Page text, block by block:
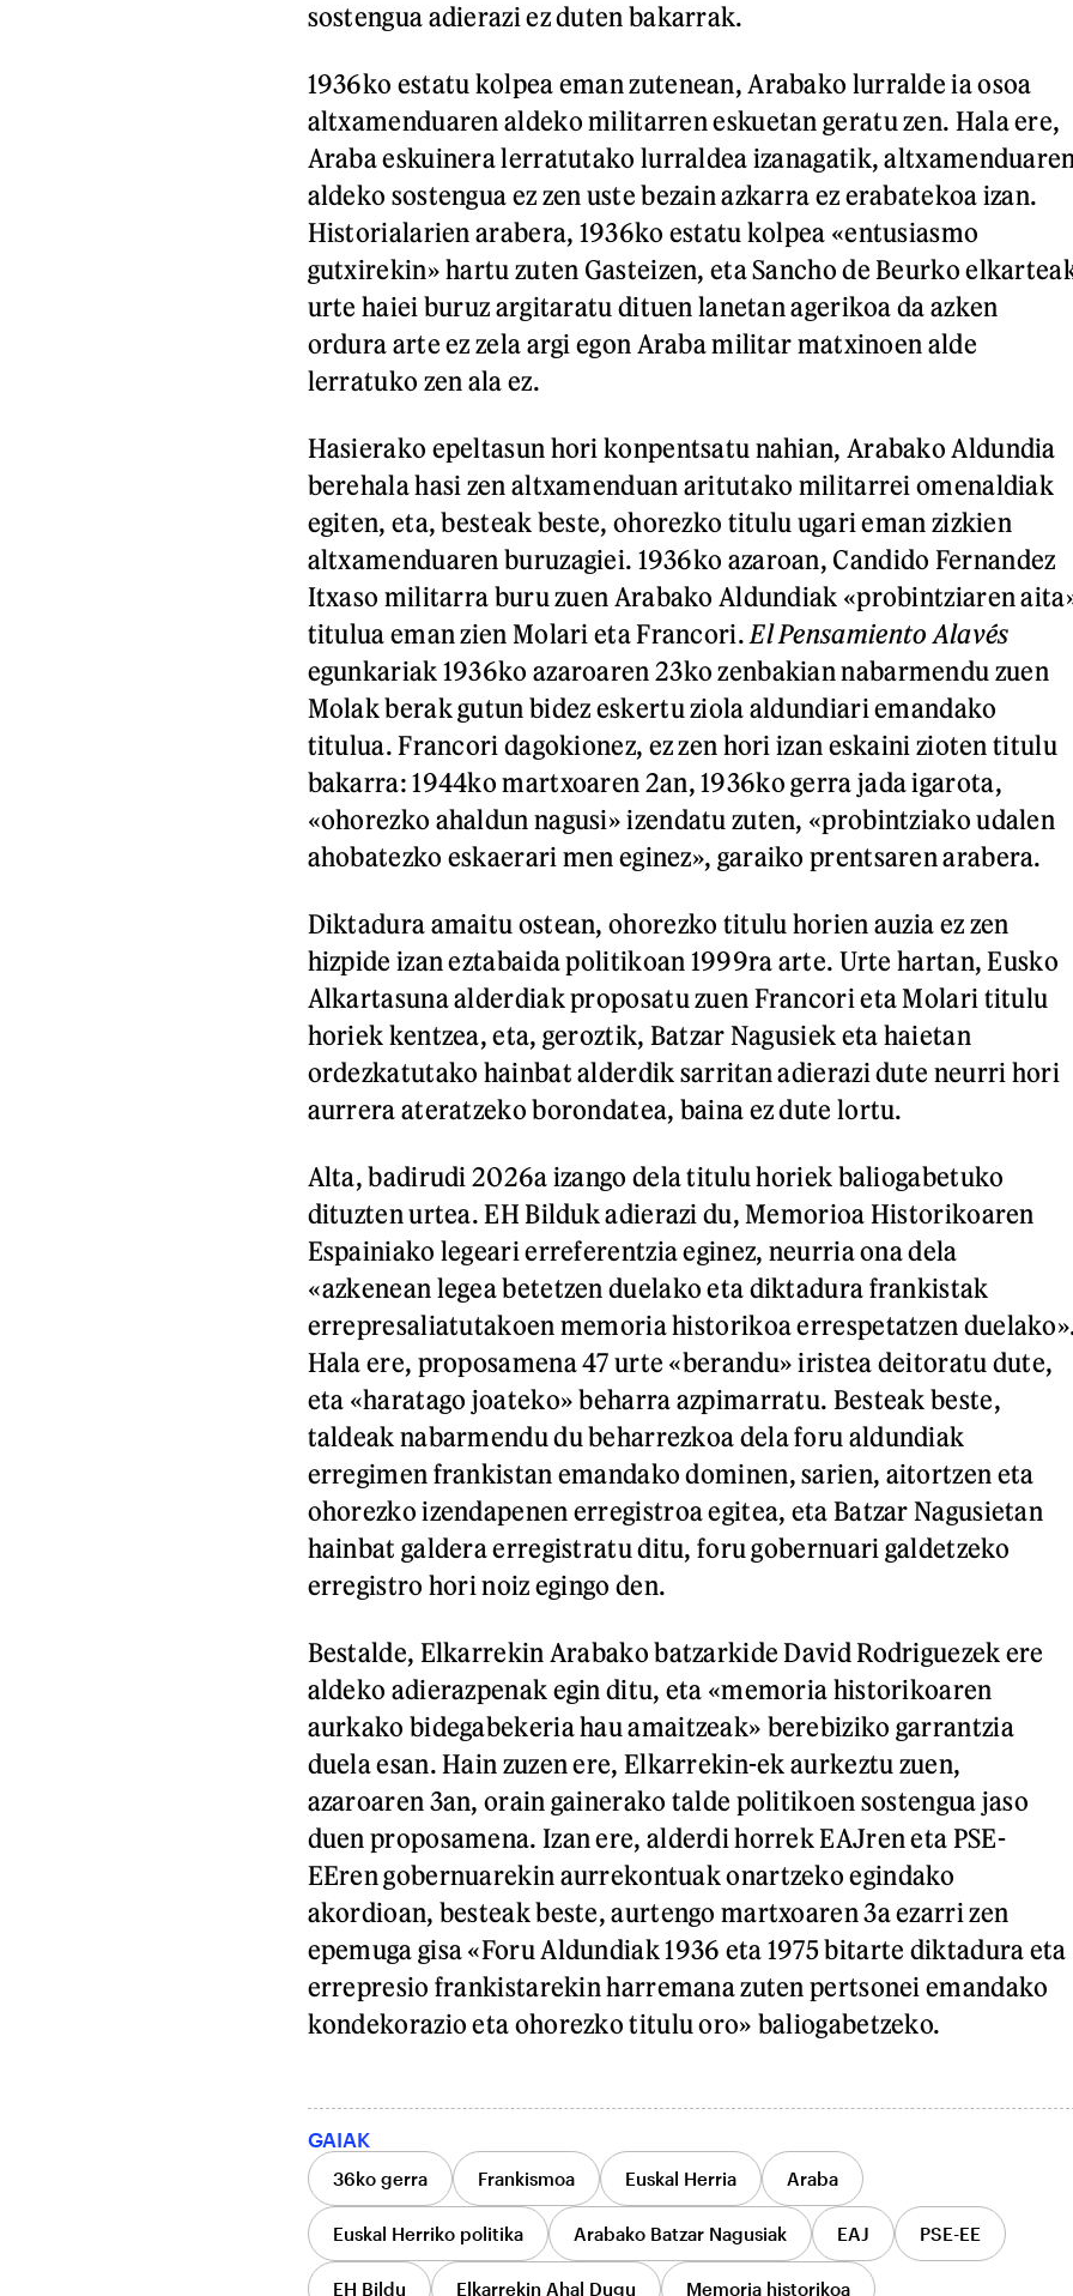
sostengua adierazi ez duten bakarrak.
1936ko estatu kolpea eman zutenean, Arabako lurralde ia osoa
altxamenduaren aldeko militarren eskuetan geratu zen. Hala ere,
Araba eskuinera lerratutako lurraldea izanagatik,
aldeko sostengua ez zen uste bezain azkarra ez erabatekoa izan.
Historialarien arabera, 1936ko estatu kolpea «entusiasmo
gutxirekin» hartu zuten Gasteizen, eta Sancho de Beurko
urte haiei buruz argitaratu dituen lanetan agerikoa da azken
ordura arte ez zela argi egon Araba militar matxinoen alde
lerratuko zen ala ez.
Hasierako epeltasun hori konpentsatu nahian, Arabako Aldundia
berehala hasi zen altxamenduan aritutako militarrei omenaldiak
egiten, eta, besteak beste, ohorezko titulu ugari eman zizkien
altxamenduaren buruzagiei. 1936ko azaroan, Candido Fernandez
Itxaso militarra buru zuen Arabako Aldundiak «probintziaren
titulua eman zien Molari eta Francori. El Pensamiento Alavés
egunkariak 1936ko azaroaren 23ko zenbakian nabarmendu zuen
Molak berak gutun bidez eskertu ziola aldundiari emandako
titulua. Francori dagokionez, ez zen hori izan eskaini zioten titulu
bakarra: 1944ko martxoaren 2an, 1936ko gerra jada igarota,
«ohorezko ahaldun nagusi» izendatu zuten, «probintziako udalen
ahobatezko eskaerari men eginez», garaiko prentsaren arabera.
Diktadura amaitu ostean, ohorezko titulu horien auzia ez zen
hizpide izan eztabaida politikoan 1999ra arte. Urte hartan, Eusko
Alkartasuna alderdiak proposatu zuen Francori eta Molari titulu
horiek kentzea, eta, geroztik, Batzar Nagusiek eta haietan
ordezkatutako hainbat alderdik sarritan adierazi dute neurri hori
aurrera ateratzeko borondatea, baina ez dute lortu.
Alta, badirudi 2026a izango dela titulu horiek baliogabetuko
dituzten urtea. EH Bilduk adierazi du, Memorioa Historikoaren
Espainiako legeari erreferentzia eginez, neurria ona dela
«azkenean legea betetzen duelako eta diktadura frankistak
errepresaliatutakoen memoria historikoa errespetatzen
Hala ere, proposamena 47 urte «berandu» iristea deitoratu dute,
eta «haratago joateko» beharra azpimarratu. Besteak beste,
taldeak nabarmendu du beharrezkoa dela foru aldundiak
erregimen frankistan emandako dominen, sarien, aitortzen eta
ohorezko izendapenen erregistroa egitea, eta Batzar Nagusietan
hainbat galdera erregistratu ditu, foru gobernuari galdetzeko
erregistro hori noiz egingo den.
Bestalde, Elkarrekin Arabako batzarkide David Rodriguezek ere
aldeko adierazpenak egin ditu, eta «memoria historikoaren
aurkako bidegabekeria hau amaitzeak» berebiziko garrantzia
duela esan. Hain zuzen ere, Elkarrekin-ek aurkeztu zuen,
azaroaren 3an, orain gainerako talde politikoen sostengua jaso
duen proposamena. Izan ere, alderdi horrek EAJren eta PSE-
EEren gobernuarekin aurrekontuak onartzeko egindako
akordioan, besteak beste, aurtengo martxoaren 3a ezarri zen
epemuga gisa «Foru Aldundiak 1936 eta 1975 bitarte diktadura eta
errepresio frankistarekin harremana zuten pertsonei emandako
kondekorazio eta ohorezko titulu oro» baliogabetzeko.
GAIAK
36ko gerra Frankismoa Euskal Herria Araba
Euskal Herriko politika Arabako Batzar Nagusiak EAJ PSE-EE
EH Bildu Elkarrekin Ahal Dugu Memoria historikoa